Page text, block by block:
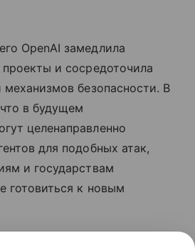
OpenAI замедлила
проекты и сосредоточила
механизмов безопасности. В
в будущем
целенаправленно
для подобных атак,
и государствам
готовиться к новым